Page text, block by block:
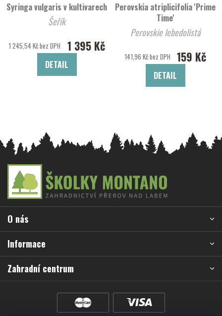
Syringa vulgaris v kultivarech
Šeřík
1 245,54 Kč bez DPH 1 395 Kč
DETAIL
Perovskia atriplicifolia 'Prime
Time'
Perovskie lebedolistá
141,96 Kč bez DPH 159 Kč
DETAIL
a
í
O nás
Informace
Zahradní centrum